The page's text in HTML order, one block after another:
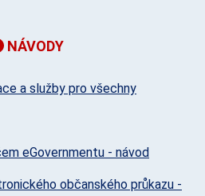
NÁVODY
a služby pro všechny
eGovernmentu - návod
občanského průkazu -